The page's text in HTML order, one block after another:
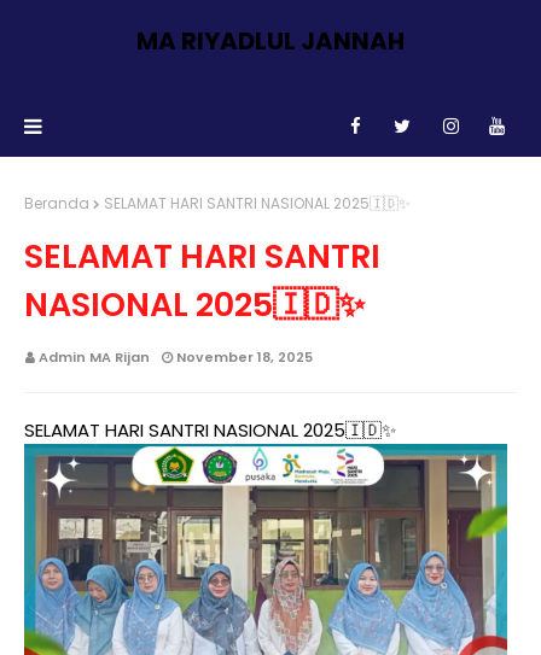
MA RIYADLUL JANNAH
Beranda SELAMAT HARI SANTRI NASIONAL 2025🇮🇩✨
SELAMAT HARI SANTRI
NASIONAL 2025🇮🇩✨
Admin MA Rijan November 18, 2025
SELAMAT HARI SANTRI NASIONAL 2025🇮🇩✨